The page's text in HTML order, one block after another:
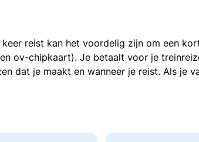
keer reist kan het voordelig zijn om een
ov-chipkaart). Je betaalt voor je
dat je maakt en wanneer je reist. Als